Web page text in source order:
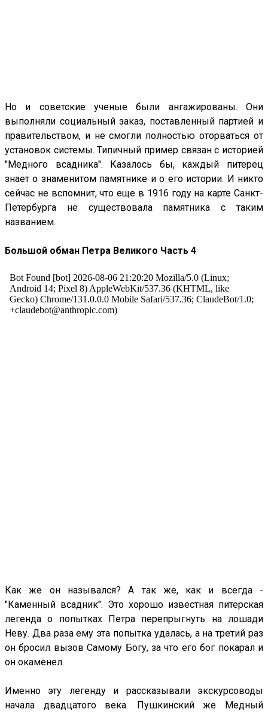
Но и советские ученые были ангажированы. Они
выполняли социальный заказ, поставленный партией и
правительством, и не смогли полностью оторваться от
установок системы. Типичный пример связан с историей
"Медного всадника". Казалось бы, каждый питерец
знает о знаменитом памятнике и о его истории. И никто
сейчас не вспомнит, что еще в 1916 году на карте Санкт-
Петербурга не существовала памятника с таким
названием.
Большой обман Петра Великого Часть 4
Как же он назывался? А так же, как и всегда -
"Каменный всадник". Это хорошо известная питерская
легенда о попытках Петра перепрыгнуть на лошади
Неву. Два раза ему эта попытка удалась, а на третий раз
он бросил вызов Самому Богу, за что его бог покарал и
он окаменел.
Именно эту легенду и рассказывали экскурсоводы
начала двадцатого века. Пушкинский же Медный